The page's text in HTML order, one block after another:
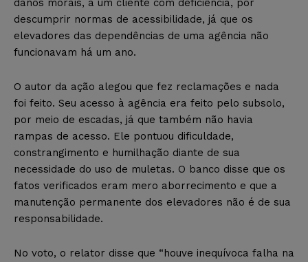
descumprir normas de acessibilidade, já que os
elevadores das dependências de uma agência não
funcionavam há um ano.
O autor da ação alegou que fez reclamações e nada
foi feito. Seu acesso à agência era feito pelo subsolo,
por meio de escadas, já que também não havia
rampas de acesso. Ele pontuou dificuldade,
constrangimento e humilhação diante de sua
necessidade do uso de muletas. O banco disse que os
fatos verificados eram mero aborrecimento e que a
manutenção permanente dos elevadores não é de sua
responsabilidade.
No voto, o relator disse que “houve inequívoca falha na